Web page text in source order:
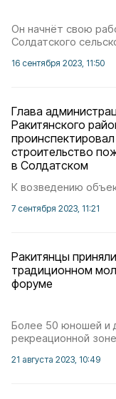
Он начнёт свою
Солдатского
16 сентября 2023, 11:50
Глава
Ракитянского
проинспектировал
строительство
в Солдатском
К возведению
7 сентября 2023, 11:21
Ракитянцы
традиционном
форуме
Более 50 юношей и
рекреационной
21 августа 2023, 10:49